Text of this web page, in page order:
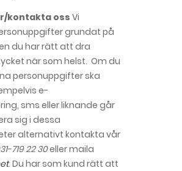
kontakta oss Vi
grundat på
du har rätt att dra
när som helst. Om du
personuppgifter ska
e-
sms eller liknande går
sig i dessa
alternativt kontakta vår
719 22 30eller maila
. Du har som kund rätt att